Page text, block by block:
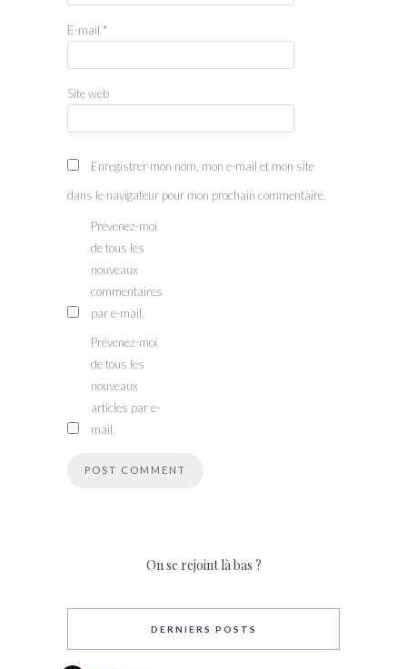
E-mail *
Site web
Enregistrer mon nom, mon e-mail et mon site
dans le navigateur pour mon prochain commentaire.
Prévenez-moi
de tous les
nouveaux
commentaires
par e-mail.
Prévenez-moi
de tous les
nouveaux
articles par e-
mail.
On se rejoint là bas ?
DERNIERS POSTS